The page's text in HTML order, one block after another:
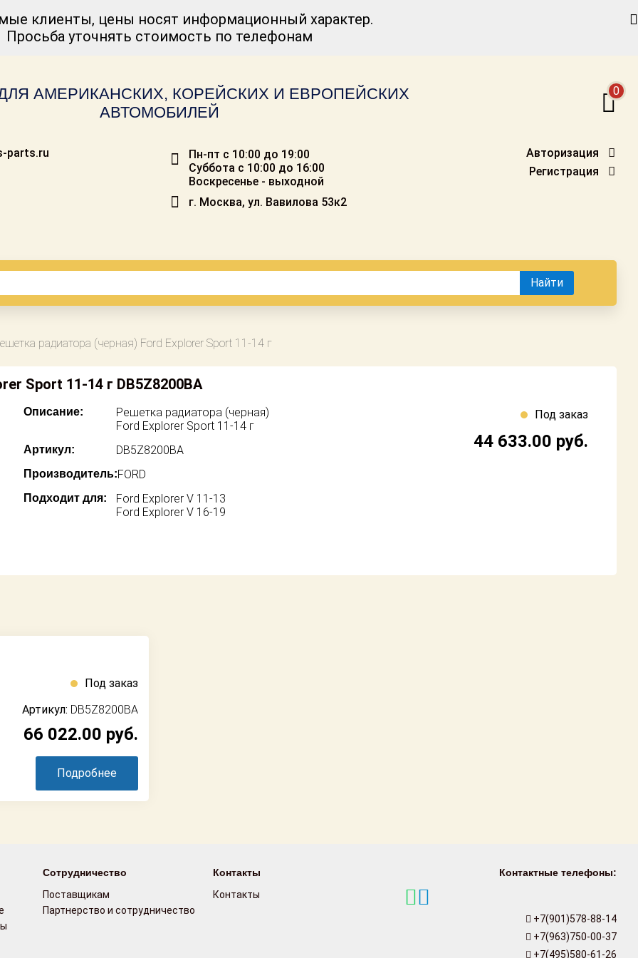
клиенты, цены носят информационный характер.
Просьба уточнять стоимость по телефонам
АМЕРИКАНСКИХ, КОРЕЙСКИХ И ЕВРОПЕЙСКИХ
АВТОМОБИЛЕЙ
0
parts.ru
Пн-пт с 10:00 до 19:00
Суббота с 10:00 до 16:00
Воскресенье - выходной
г. Москва, ул. Вавилова 53к2
Авторизация
Регистрация
Найти
радиатора (черная) Ford Explorer Sport 11-14 г
Sport 11-14 г DB5Z8200BA
Описание:
Решетка радиатора (черная)
Ford Explorer Sport 11-14 г
Артикул: DB5Z8200BA
Производитель:FORD
Подходит для:
Ford Explorer V 11-13
Ford Explorer V 16-19
Под заказ
44 633.00 руб.
Под заказ
Артикул: DB5Z8200BA
66 022.00 руб.
Подробнее
Сотрудничество
Поставщикам
Партнерство и сотрудничество
Контакты
Контакты
Контактные телефоны:
+7(901)578-88-14
+7(963)750-00-37
+7(495)580-61-26